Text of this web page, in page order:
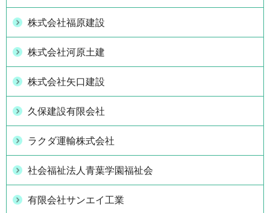
株式会社福原建設
株式会社河原土建
株式会社矢口建設
久保建設有限会社
ラクダ運輸株式会社
社会福祉法人青葉学園福祉会
有限会社サンエイ工業